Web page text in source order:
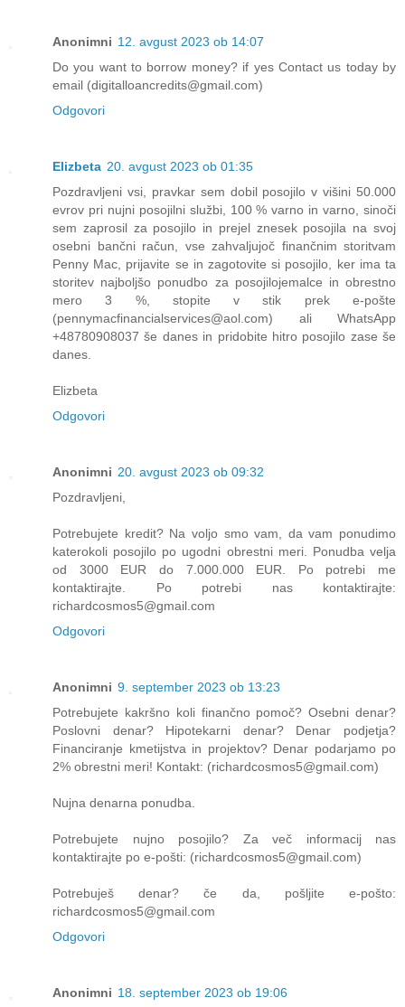
Anonimni 12. avgust 2023 ob 14:07
Do you want to borrow money? if yes Contact us today by
email (digitalloancredits@gmail.com)
Odgovori
Elizbeta 20. avgust 2023 ob 01:35
Pozdravljeni vsi, pravkar sem dobil posojilo v višini 50.000
evrov pri nujni posojilni službi, 100 % varno in varno, sinoči
sem zaprosil za posojilo in prejel znesek posojila na svoj
osebni bančni račun, vse zahvaljujoč finančnim storitvam
Penny Mac, prijavite se in zagotovite si posojilo, ker ima ta
storitev najboljšo ponudbo za posojilojemalce in obrestno
mero 3 %, stopite v stik prek e-pošte
(pennymacfinancialservices@aol.com) ali WhatsApp
+48780908037 še danes in pridobite hitro posojilo zase še
danes.
Elizbeta
Odgovori
Anonimni 20. avgust 2023 ob 09:32
Pozdravljeni,
Potrebujete kredit? Na voljo smo vam, da vam ponudimo
katerokoli posojilo po ugodni obrestni meri. Ponudba velja
od 3000 EUR do 7.000.000 EUR. Po potrebi me
kontaktirajte. Po potrebi nas kontaktirajte:
richardcosmos5@gmail.com
Odgovori
Anonimni 9. september 2023 ob 13:23
Potrebujete kakršno koli finančno pomoč? Osebni denar?
Poslovni denar? Hipotekarni denar? Denar podjetja?
Financiranje kmetijstva in projektov? Denar podarjamo po
2% obrestni meri! Kontakt: (richardcosmos5@gmail.com)
Nujna denarna ponudba.
Potrebujete nujno posojilo? Za več informacij nas
kontaktirajte po e-pošti: (richardcosmos5@gmail.com)
Potrebuješ denar? če da, pošljite e-pošto:
richardcosmos5@gmail.com
Odgovori
Anonimni 18. september 2023 ob 19:06